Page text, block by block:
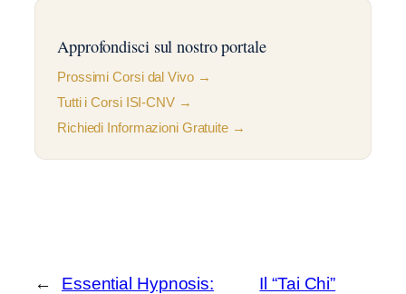
Approfondisci sul nostro portale
Prossimi Corsi dal Vivo →
Tutti i Corsi ISI-CNV →
Richiedi Informazioni Gratuite →
←
Essential Hypnosis:
Il “Tai Chi”